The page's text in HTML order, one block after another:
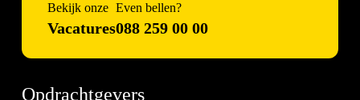
Bekijk onze
Vacatures
Even bellen?
088 259 00 00
Opdrachtgevers